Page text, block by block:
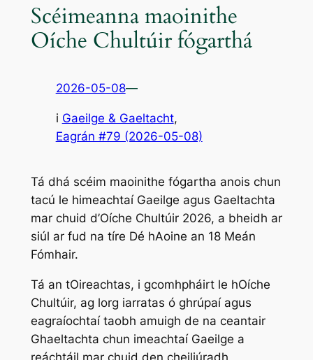
Scéimeanna maoinithe
Oíche Chultúir fógarthá
2026-05-08—
i Gaeilge & Gaeltacht,
Eagrán #79 (2026-05-08)
Tá dhá scéim maoinithe fógartha anois chun
tacú le himeachtaí Gaeilge agus Gaeltachta
mar chuid d’Oíche Chultúir 2026, a bheidh ar
siúl ar fud na tíre Dé hAoine an 18 Meán
Fómhair.
Tá an tOireachtas, i gcomhpháirt le hOíche
Chultúir, ag lorg iarratas ó ghrúpaí agus
eagraíochtaí taobh amuigh de na ceantair
Ghaeltachta chun imeachtaí Gaeilge a
reáchtáil mar chuid den cheiliúradh